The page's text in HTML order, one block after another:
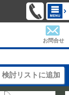
お問合せ
検討リストに追加